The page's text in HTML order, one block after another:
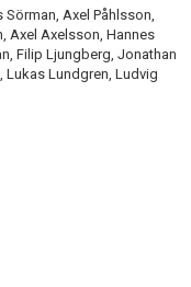
Axel Påhlsson,
Axel Axelsson, Hannes
Filip Ljungberg, Jonathan
Lukas Lundgren, Ludvig